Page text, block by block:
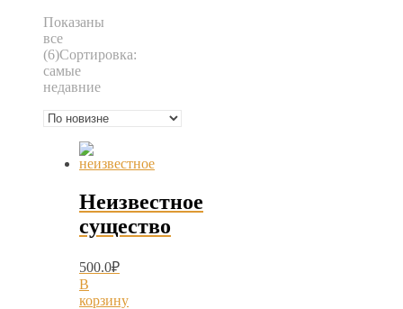
Показаны
все
(6)Сортировка:
самые
недавние
Неизвестное
существо
500.0₽
В
корзину